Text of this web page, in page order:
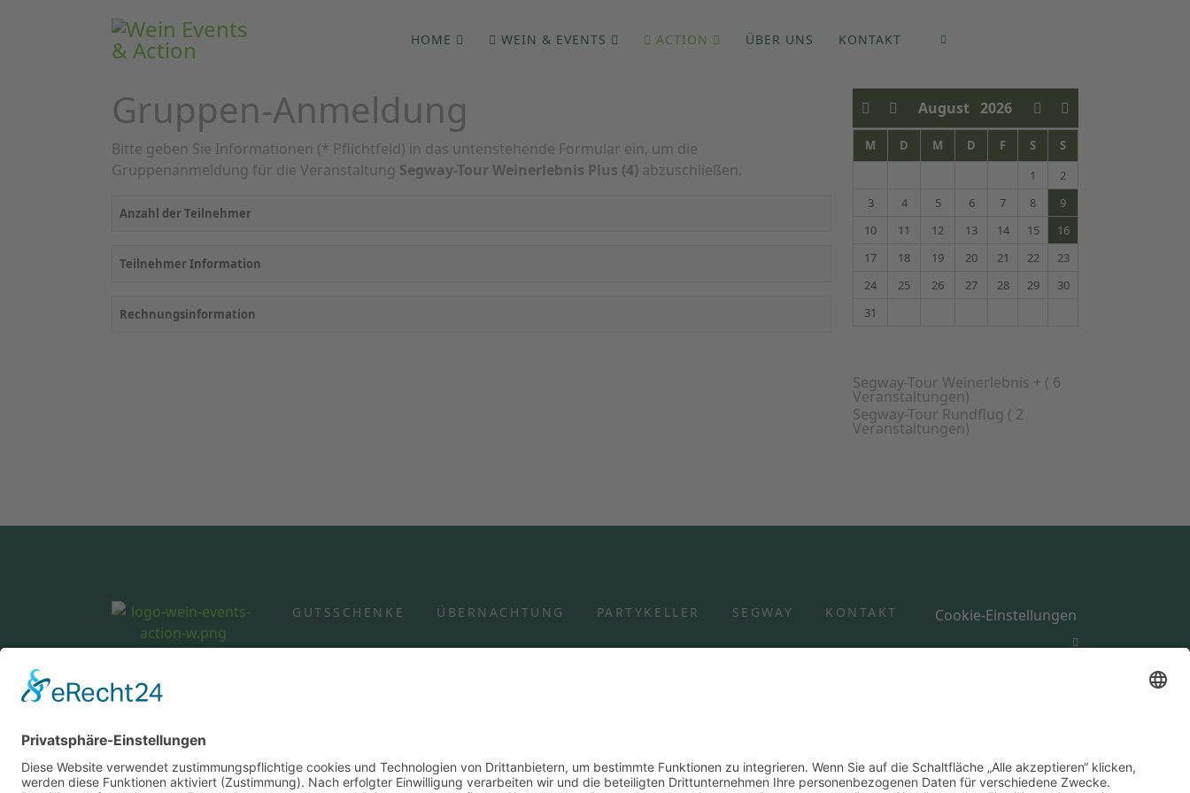
HOME WEIN & EVENTS ACTION ÜBER UNS KONTAKT
Gruppen-Anmeldung
Bitte geben Sie Informationen (* Pflichtfeld) in das untenstehende Formular ein, um die
Gruppenanmeldung für die Veranstaltung Segway-Tour Weinerlebnis Plus (4) abzuschließen.
Anzahl der Teilnehmer
Teilnehmer Information
Rechnungsinformation
August 2026
M D M D F S
S
1
2
3
4 5 6 7 8
9
10
11 12 13 14 15
16
17
18 19 20 21 22
23
24
25 26 27 28 29
30
31
Segway-Tour Weinerlebnis + ( 6
Veranstaltungen)
Segway-Tour Rundflug ( 2
Veranstaltungen)
GUTSSCHENKE ÜBERNACHTUNG PARTYKELLER SEGWAY KONTAKT Cookie-Einstellungen
©2026 Heinrichs Gutsschenke / Wein Event Action | Hespengrund 11 | 77770